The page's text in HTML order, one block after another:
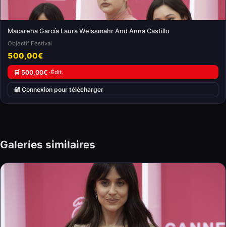
Macarena García Laura Weissmahr And Anna Castillo
Objectif Festival
500,00€
🛒 500,00€ ·Édit.
🔐 Connexion pour télécharger
Galeries similaires